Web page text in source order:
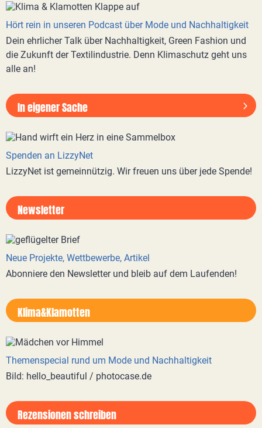
Hört rein in unseren Podcast über Mode und Nachhaltigkeit
Dein ehrlicher Talk über Nachhaltigkeit, Green Fashion und
die Zukunft der Textilindustrie. Denn Klimaschutz geht uns
alle an!
In eigener Sache
Spenden an LizzyNet
LizzyNet ist gemeinnützig. Wir freuen uns über jede Spende!
Newsletter
Neue Projekte, Wettbewerbe, Artikel
Abonniere den Newsletter und bleib auf dem Laufenden!
Klima&Klamotten
Themenspecial rund um Mode und Nachhaltigkeit
Bild: hello_beautiful / photocase.de
Rezensionen schreiben